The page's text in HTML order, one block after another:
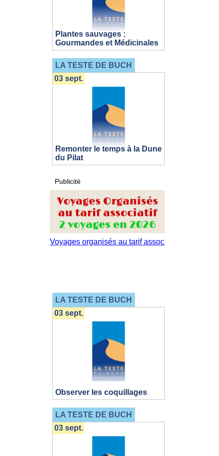
Plantes sauvages :
Gourmandes et Médicinales
LA TESTE DE BUCH
Remonter le temps à la Dune
du Pilat
03 sept.
Publicité
LA TESTE DE BUCH
Observer les coquillages
03 sept.
LA TESTE DE BUCH
03 sept.